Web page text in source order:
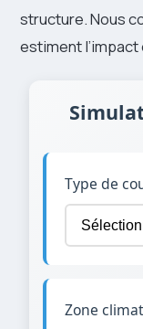
structure. Nous
estiment
Type de
Zone